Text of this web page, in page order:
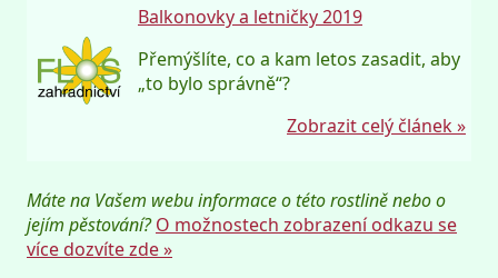
Balkonovky a letničky 2019
Přemýšlíte, co a kam letos zasadit, aby
„to bylo správně“?
Zobrazit celý článek »
Máte na Vašem webu informace o této rostlině nebo o
jejím pěstování? O možnostech zobrazení odkazu se
více dozvíte zde »